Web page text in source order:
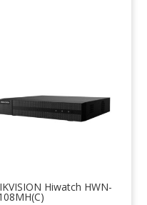
Hiwatch HWN-